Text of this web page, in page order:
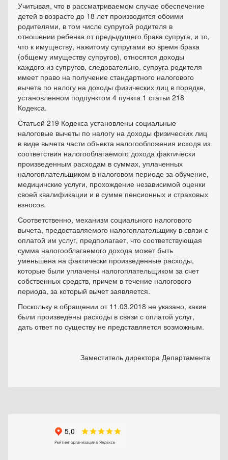
Учитывая, что в рассматриваемом случае обеспечение
детей в возрасте до 18 лет производится обоими
родителями, в том числе супругой родителя в
отношении ребенка от предыдущего брака супруга, и то,
что к имуществу, нажитому супругами во время брака
(общему имуществу супругов), относятся доходы
каждого из супругов, следовательно, супруга родителя
имеет право на получение стандартного налогового
вычета по налогу на доходы физических лиц в порядке,
установленном подпунктом 4 пункта 1 статьи 218
Кодекса.
Статьей 219 Кодекса установлены социальные
налоговые вычеты по налогу на доходы физических лиц
в виде вычета части объекта налогообложения исходя из
соответствия налогооблагаемого дохода фактически
произведенным расходам в суммах, уплаченных
налогоплательщиком в налоговом периоде за обучение,
медицинские услуги, прохождение независимой оценки
своей квалификации и в сумме пенсионных и страховых
взносов.
Соответственно, механизм социального налогового
вычета, предоставляемого налогоплательщику в связи с
оплатой им услуг, предполагает, что соответствующая
сумма налогооблагаемого дохода может быть
уменьшена на фактически произведенные расходы,
которые были уплачены налогоплательщиком за счет
собственных средств, причем в течение налогового
периода, за который вычет заявляется.
Поскольку в обращении от 11.03.2018 не указано, какие
были произведены расходы в связи с оплатой услуг,
дать ответ по существу не представляется возможным.
Заместитель директора Департамента